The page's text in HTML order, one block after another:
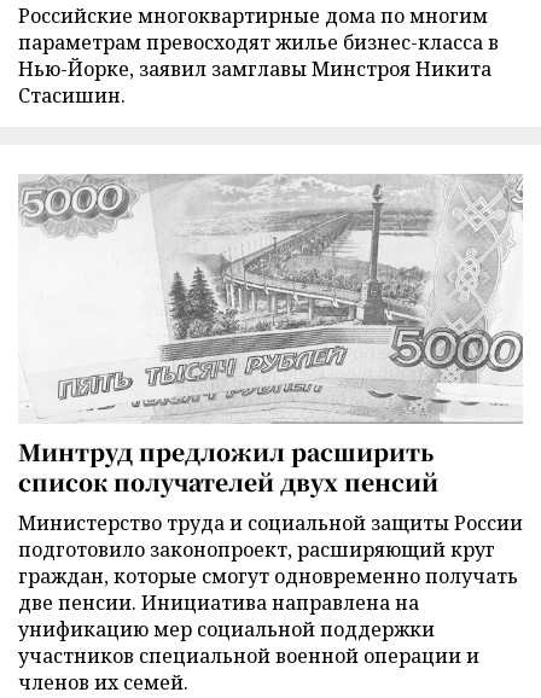
Российские многоквартирные дома по многим
параметрам превосходят жилье бизнес-класса в
Нью-Йорке, заявил замглавы Минстроя Никита
Стасишин.
Минтруд предложил расширить
список получателей двух пенсий
Министерство труда и социальной защиты России
подготовило законопроект, расширяющий круг
граждан, которые смогут одновременно получать
две пенсии. Инициатива направлена на
унификацию мер социальной поддержки
участников специальной военной операции и
членов их семей.